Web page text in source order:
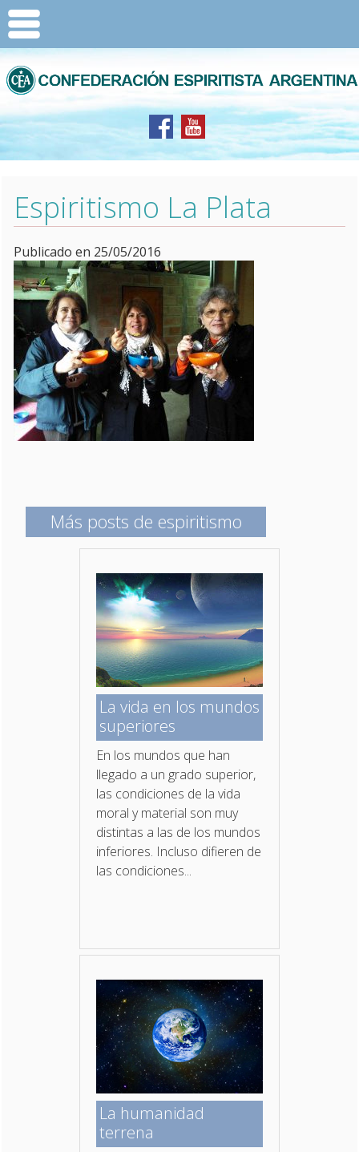
Espiritismo La Plata
Publicado en 25/05/2016
Más posts de espiritismo
La vida en los mundos
superiores
En los mundos que han
llegado a un grado superior,
las condiciones de la vida
moral y material son muy
distintas a las de los mundos
inferiores. Incluso difieren de
las condiciones...
La humanidad
terrena